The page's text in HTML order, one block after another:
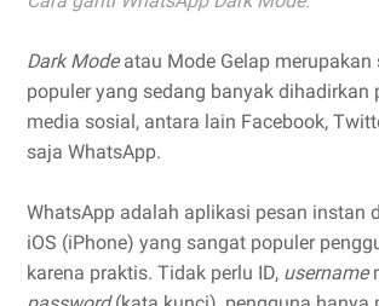
Dark Modeatau Mode Gelap merupakan
populer yang sedang banyak dihadirkan
media sosial, antara lain Facebook,
saja WhatsApp.
WhatsApp adalah aplikasi pesan instan
iOS (iPhone) yang sangat populer
karena praktis. Tidak perlu ID, username